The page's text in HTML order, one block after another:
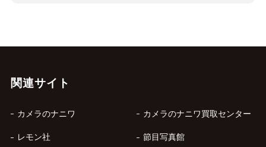
関連サイト
カメラのナニワ カメラのナニワ買取センター
レモン社 節目写真館